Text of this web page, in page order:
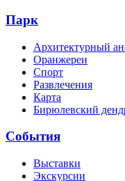
Парк
Архитектурный
Оранжереи
Спорт
Развлечения
Карта
Бирюлевский
События
Выставки
Экскурсии